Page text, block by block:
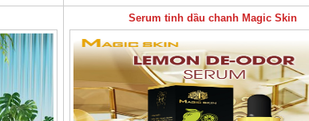
Serum tinh dầu chanh Magic Skin